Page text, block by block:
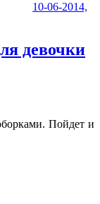
10-06-2014,
девочки
Пойдет и